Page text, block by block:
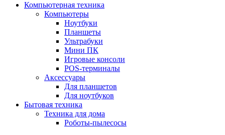
Компьютерная техника
Компьютеры
Ноутбуки
Планшеты
Ультрабуки
Мини ПК
Игровые консоли
POS-терминалы
Аксессуары
Для планшетов
Для ноутбуков
Бытовая техника
Техника для дома
Роботы-пылесосы